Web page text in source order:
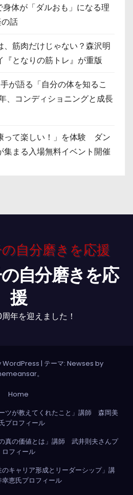
体が「ダルおも」になる理
話
筋肉だけじゃない？森沢明
『となりの筋トレ』が重版
が語る「自分の体を知るこ
、コンディショニングと成長
って楽しい！」を体験 ダン
集まる入場無料イベント開催
自分磨きを応
援
年を迎えました！
| テーマ: Newses by
。
Home
ツが教えてくれたこと」講師 森岡美
プロフィール
真の価値とは」講師 武井則夫さんプ
ロフィール
のキャリア形成とリーダーシップ」講
恵氏プロフィール